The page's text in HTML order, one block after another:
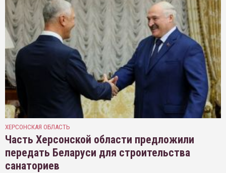
ХЕРСОНСКАЯ ОБЛАСТЬ
Часть Херсонской области предложили
передать Беларуси для строительства
санаториев